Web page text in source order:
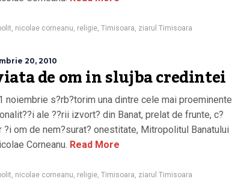
, nicolae corneanu, religie, Timisoara, ziarul Timisoara
20, 2010
de om in slujba credintei
noiembrie s?rb?torim una dintre cele mai proeminente
ale ??rii izvort? din Banat, prelat de frunte, c?
?i om de nem?surat? onestitate, Mitropolitul Banatului
Corneanu. Read More
, nicolae corneanu, religie, Timisoara, ziarul Timisoara